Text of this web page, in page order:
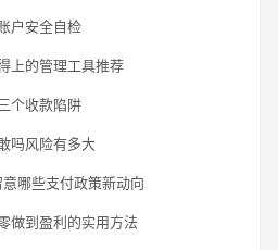
户安全自检
上的管理工具推荐
个收款陷阱
吗风险有多大
哪些支付政策新动向
做到盈利的实用方法